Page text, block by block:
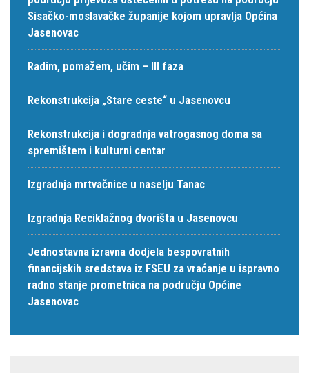
Sisačko-moslavačke županije kojom upravlja Općina
Jasenovac
Radim, pomažem, učim – III faza
Rekonstrukcija „Stare ceste“ u Jasenovcu
Rekonstrukcija i dogradnja vatrogasnog doma sa
spremištem i kulturni centar
Izgradnja mrtvačnice u naselju Tanac
Izgradnja Reciklažnog dvorišta u Jasenovcu
Jednostavna izravna dodjela bespovratnih
financijskih sredstava iz FSEU za vraćanje u ispravno
radno stanje prometnica na području Općine
Jasenovac